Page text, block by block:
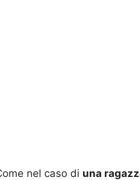
nel caso di una